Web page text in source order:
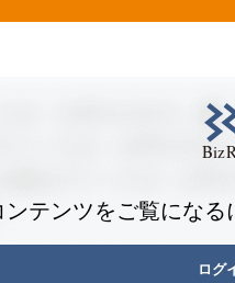
ンテンツをご覧にな
ログ